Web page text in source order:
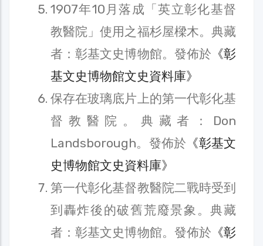
1907年10月落成「英立彰化基督
教醫院」使用之福杉屋樑木。典藏
者：彰基文史博物館。發佈於 《彰
基文史博物館文史資料庫》
保存在玻璃底片上的第一代彰化基
督教醫院。典藏者：Don
Landsborough。發佈於 《彰基文
史博物館文史資料庫》
第一代彰化基督教醫院二戰時受到
到轟炸後的破舊荒廢景象。典藏
者：彰基文史博物館。發佈於 《彰